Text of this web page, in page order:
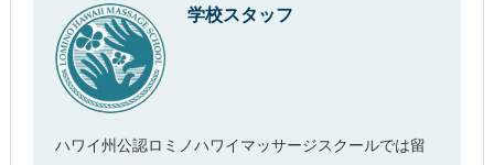
学校スタッフ
ハワイ州公認ロミノハワイマッサージスクールでは留